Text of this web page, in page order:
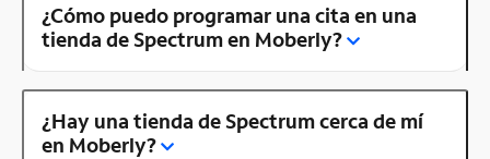
¿Cómo puedo programar una cita en una
tienda de Spectrum en Moberly?
¿Hay una tienda de Spectrum cerca de mí
en Moberly?